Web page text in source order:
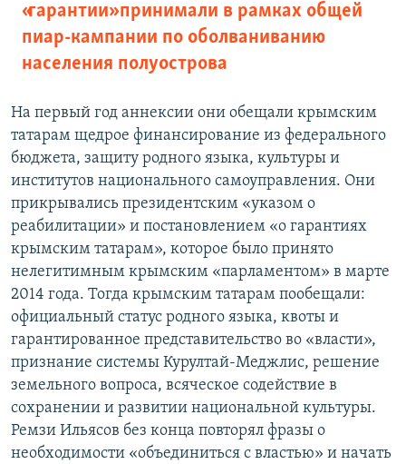
«гарантии» принимали в рамках общей
пиар-кампании по оболваниванию
населения полуострова
На первый год аннексии они обещали крымским
татарам щедрое финансирование из федерального
бюджета, защиту родного языка, культуры и
институтов национального самоуправления. Они
прикрывались президентским «указом о
реабилитации» и постановлением «о гарантиях
крымским татарам», которое было принято
нелегитимным крымским «парламентом» в марте
2014 года. Тогда крымским татарам пообещали:
официальный статус родного языка, квоты и
гарантированное представительство во «власти»,
признание системы Курултай-Меджлис, решение
земельного вопроса, всяческое содействие в
сохранении и развитии национальной культуры.
Ремзи Ильясов без конца повторял фразы о
необходимости «объединиться с властью» и начать